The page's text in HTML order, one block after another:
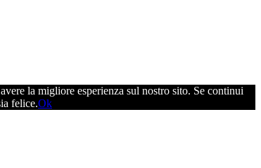
la migliore esperienza sul nostro sito. Se continui
felice.Ok